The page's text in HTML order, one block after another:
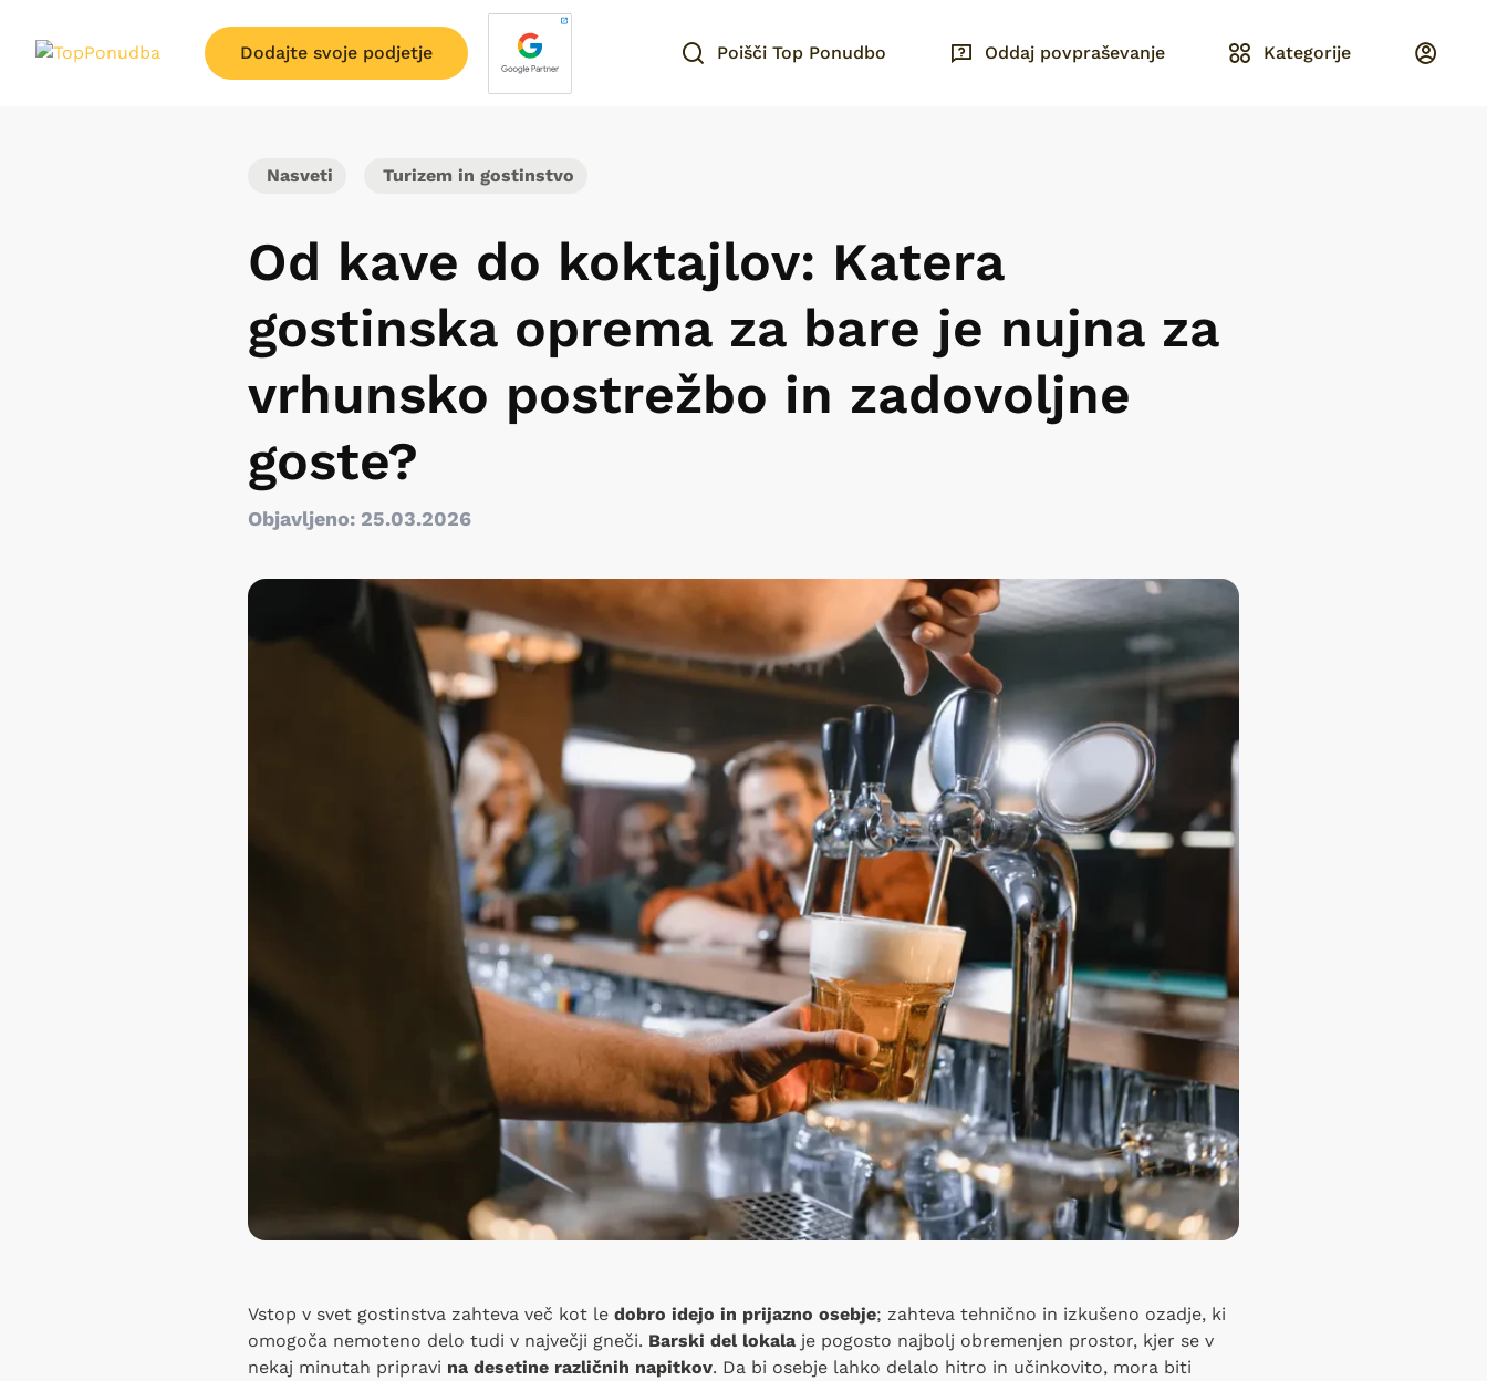
Dodajte svoje podjetje Poišči Top Ponudbo Oddaj povpraševanje Kategorije
Nasveti Turizem in gostinstvo
Od kave do koktajlov: Katera
gostinska oprema za bare je nujna za
vrhunsko postrežbo in zadovoljne
goste?
Objavljeno: 25.03.2026
Vstop v svet gostinstva zahteva več kot le dobro idejo in prijazno osebje; zahteva tehnično in izkušeno ozadje, ki
omogoča nemoteno delo tudi v največji gneči. Barski del lokala je pogosto najbolj obremenjen prostor, kjer se v
nekaj minutah pripravi na desetine različnih napitkov. Da bi osebje lahko delalo hitro in učinkovito, mora biti